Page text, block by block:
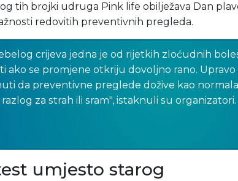
tih brojki udruga Pink life obilježava Dan
redovitih preventivnih pregleda.
crijeva jedna je od rijetkih zloćudnih
ako se promjene otkriju dovoljno rano.
da preventivne preglede dožive kao
za strah ili sram", istaknuli su organizatori.
umjesto starog